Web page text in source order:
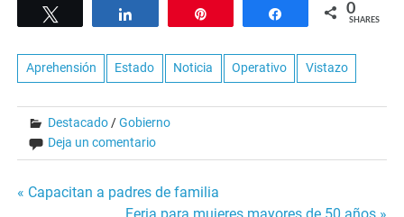
Share 0
SHARES
Aprehensión Estado Noticia Operativo Vistazo
Destacado /Gobierno
Deja un comentario
Navegación
« Capacitan a padres de familia
Feria para mujeres mayores de 50 años »